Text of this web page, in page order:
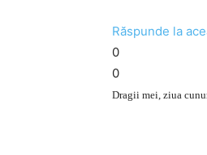
Răspunde la
0
0
Dragii mei, ziua